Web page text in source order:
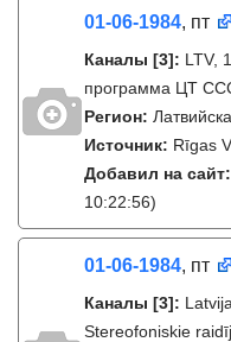
01-06-1984, пт
Каналы [3]: LTV,
программа ЦТ
Регион:
Источник: Rīgas
Добавил на сайт:
10:22:56)
01-06-1984, пт
Каналы [3]:
Stereofoniskie